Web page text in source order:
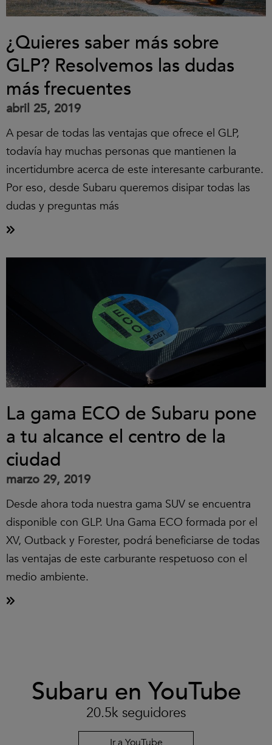
¿Quieres saber más sobre
GLP? Resolvemos las dudas
más frecuentes
abril 25, 2019
A pesar de todas las ventajas que ofrece el GLP,
todavía hay muchas personas que mantienen la
incertidumbre acerca de este interesante carburante.
Por eso, desde Subaru queremos disipar todas las
dudas y preguntas más
La gama ECO de Subaru pone
a tu alcance el centro de la
ciudad
marzo 29, 2019
Desde ahora toda nuestra gama SUV se encuentra
disponible con GLP. Una Gama ECO formada por el
XV, Outback y Forester, podrá beneficiarse de todas
las ventajas de este carburante respetuoso con el
medio ambiente.
Subaru en YouTube
20.5k seguidores
aceptar